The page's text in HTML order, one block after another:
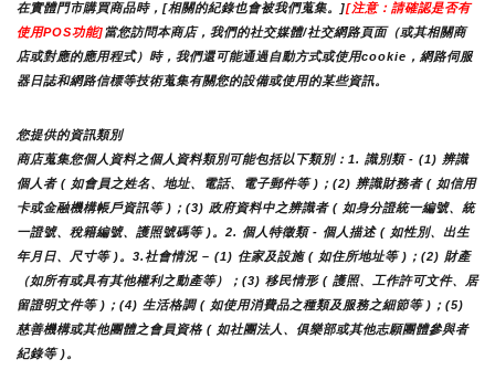
在實體門市購買商品時，[相關的紀錄也會被我們蒐集。][注意：請確認是否有
使用POS功能]當您訪問本商店，我們的社交媒體/社交網路頁面（或其相關商
店或對應的應用程式）時，我們還可能通過自動方式或使用cookie，網路伺服
器日誌和網路信標等技術蒐集有關您的設備或使用的某些資訊。
您提供的資訊類別
商店蒐集您個人資料之個人資料類別可能包括以下類別：1. 識別類 - (1) 辨識
個人者 ( 如會員之姓名、地址、電話、電子郵件等 )；(2) 辨識財務者 ( 如信用
卡或金融機構帳戶資訊等 )；(3) 政府資料中之辨識者 ( 如身分證統一編號、統
一證號、稅籍編號、護照號碼等 )。2. 個人特徵類 - 個人描述 ( 如性別、出生
年月日、尺寸等 )。3.社會情況 – (1) 住家及設施 ( 如住所地址等 )；(2) 財產
（如所有或具有其他權利之動產等）；(3) 移民情形 ( 護照、工作許可文件、居
留證明文件等 )；(4) 生活格調 ( 如使用消費品之種類及服務之細節等 )；(5)
慈善機構或其他團體之會員資格 ( 如社團法人、俱樂部或其他志願團體參與者
紀錄等 )。